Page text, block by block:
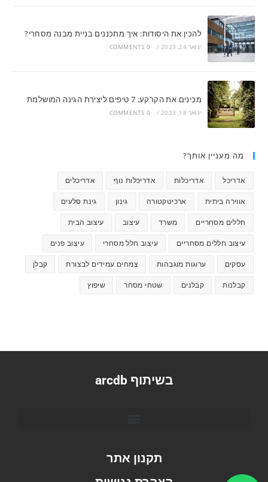
להכין את היסודות: איך מתכננים בניית מבנה מסחרי?
ינואר 24, 2023 /
0 COMMENTS
מכינים את הקרקע: 7 טיפים ליצירת הגינה המושלמת
ינואר 18, 2023 /
0 COMMENTS
מה מעניין אותך?
אדריכל אדריכלות אדריכלות נוף אדריכלים
אווירה ביתית ארכיטקטורה גינון גינת סלעים
חללים מסחריים משרד עיצוב עיצוב הבית
עיצוב חללים מסחריים עיצוב חלל מסחרי עיצוב פנים
עסקים ערוגות מוגבהות צמחים עמידים לבצורת קבלן
קבלנות קבלנים שטחי מסחר שיפוץ
בשיתוף arcdb
תקנון אתר